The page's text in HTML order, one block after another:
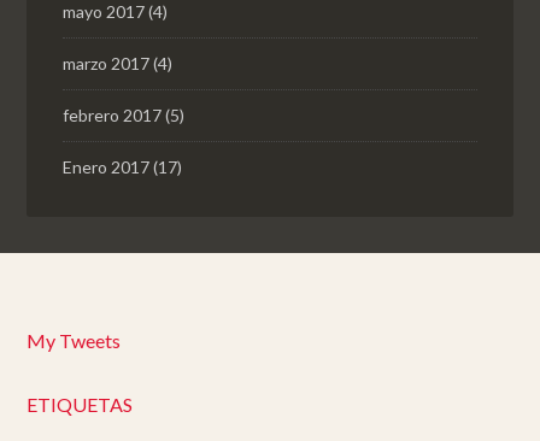
mayo 2017(4)
marzo 2017(4)
febrero 2017(5)
Enero 2017(17)
My Tweets
ETIQUETAS